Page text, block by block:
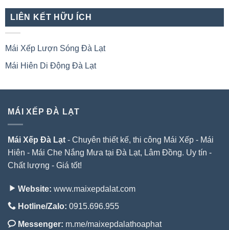
LIÊN KẾT HỮU ÍCH
Mái Xếp Lượn Sóng Đà Lạt
Mái Hiên Di Động Đà Lạt
MÁI XẾP ĐÀ LẠT
Mái Xếp Đà Lạt - Chuyên thiết kế, thi công Mái Xếp - Mái
Hiên - Mái Che Nắng Mưa tại Đà Lạt, Lâm Đồng. Uy tín -
Chất lượng - Giá tốt!
Website: www.maixepdalat.com
Hotline/Zalo: 0915.696.955
Messenger: m.me/maixepdalathoaphat